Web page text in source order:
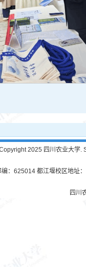
2025 四川农业大学.
：625014 都江堰校区地址
四川